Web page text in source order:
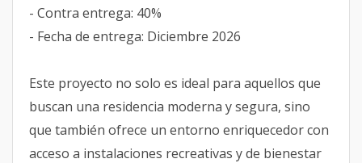
- Contra entrega: 40%
- Fecha de entrega: Diciembre 2026
Este proyecto no solo es ideal para aquellos que
buscan una residencia moderna y segura, sino
que también ofrece un entorno enriquecedor con
acceso a instalaciones recreativas y de bienestar